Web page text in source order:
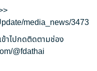
media_news/3473
าไปกดติดตามช่อง
@fdathai